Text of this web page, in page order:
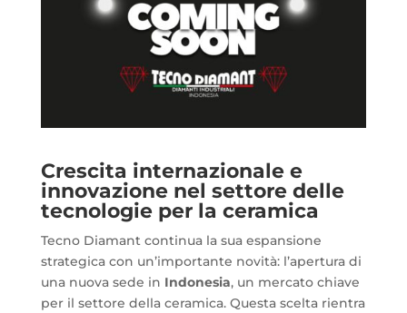
Crescita internazionale e
innovazione nel settore delle
tecnologie per la ceramica
Tecno Diamant continua la sua espansione
strategica con un’importante novità: l’apertura di
una nuova sede in Indonesia, un mercato chiave
per il settore della ceramica. Questa scelta rientra